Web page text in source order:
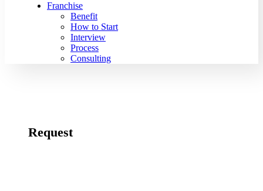
Franchise
Benefit
How to Start
Interview
Process
Consulting
Request